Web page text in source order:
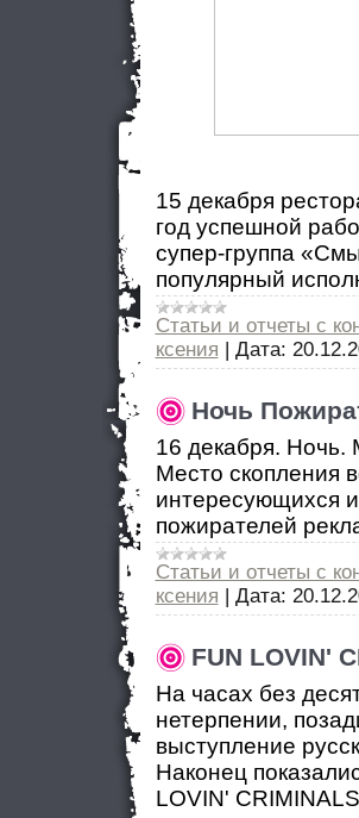
15 декабря
год успешной
супер-группа
популярный
Статьи и отчеты с
ксения | Дата:
Ночь
16 декабря. Ночь.
Место скопления
интересующихся
пожирателей
Статьи и отчеты с
ксения | Дата:
FUN LOVIN'
На часах без
нетерпении,
выступление
Наконец
LOVIN'